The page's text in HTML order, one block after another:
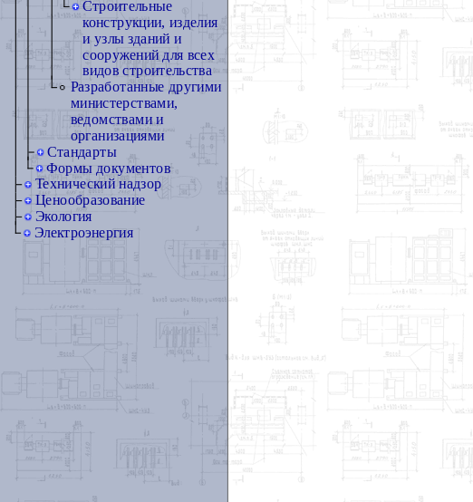
Строительные
конструкции, изделия
и узлы зданий и
сооружений для всех
видов строительства
Разработанные другими
министерствами,
ведомствами и
организациями
Стандарты
Формы документов
Технический надзор
Ценообразование
Экология
Электроэнергия